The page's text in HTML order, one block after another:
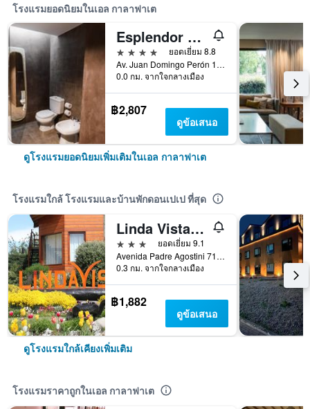
โรงแรมยอดนิยมในเอล กาลาฟาเต
Esplendor El Calafate
4 ดาว
ยอดเยี่ยม 8.8
Av. Juan Domingo Perón 1143, เอล กาลาฟาเต, ซานตากรุซ, อาร์เจนตินา
0.0 กม. จากใจกลางเมือง
฿2,807
ดูข้อเสนอ
ดูโรงแรมยอดนิยมเพิ่มเติมในเอล กาลาฟาเต
โรงแรมใกล้ โรงแรมและบ้านพักดอนเปเป ที่สุด
Linda Vista Apart Hotel
3 ดาว
ยอดเยี่ยม 9.1
Avenida Padre Agostini 71, เอล กาลาฟาเต, ซานตากรุซ, อาร์เจนตินา
0.3 กม. จากใจกลางเมือง
฿1,882
ดูข้อเสนอ
ดูโรงแรมใกล้เคียงเพิ่มเติม
โรงแรมราคาถูกในเอล กาลาฟาเต